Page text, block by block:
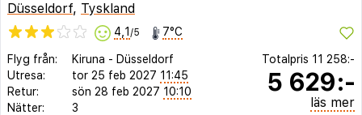
Düsseldorf, Tyskland
4,1 /5 7°C
Flyg från: Kiruna - Düsseldorf
Utresa:
tor 25 feb 2027 11:45
Retur:
sön 28 feb 2027 10:10
Nätter:
3
Totalpris 11 258:-
5 629:-
läs mer